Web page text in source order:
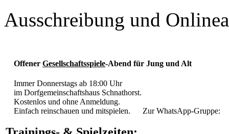
Ausschreibung und
Offener Gesellschaftsspiele-Abend für Jung und Alt
Immer Donnerstags ab 18:00 Uhr
im Dorfgemeinschaftshaus Schnathorst.
Kostenlos und ohne Anmeldung.
Einfach reinschauen und mitspielen. Zur WhatsApp-Gruppe: